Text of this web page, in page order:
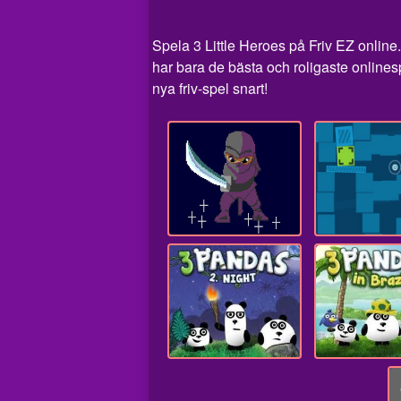
Spela 3 Little Heroes på Friv EZ
har bara de bästa och roligaste
nya friv-spel snart!